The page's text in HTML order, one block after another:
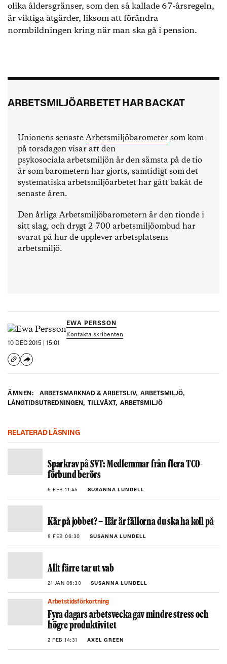
olika åldersgränser, som den så kallade 67-årsregeln,
är viktiga åtgärder, liksom att förändra
normbildningen kring när man ska gå i pension.
ARBETSMILJÖARBETET HAR BACKAT
Unionens senasteArbetsmiljöbarometersom kom
på torsdagen visar att den
psykosociala arbetsmiljön är den sämsta på de tio
år som barometern har gjorts, samtidigt som det
systematiska arbetsmiljöarbetet har gått bakåt de
senaste åren.
Den årliga Arbetsmiljöbarometern är den tionde i
sitt slag, och drygt 2 700 arbetsmiljöombud har
svarat på hur de upplever arbetsplatsens
arbetsmiljö.
EWA PERSSON
Kontakta skribenten
10 DEC 2015 | 15:01
ÄMNEN: ARBETSMARKNAD & ARBETSLIV, ARBETSMILJÖ,
LÅNGTIDSUTREDNINGEN, TILLVÄXT, ARBETSMILJÖ
RELATERAD LÄSNING
Sparkrav på SVT: Medlemmar från flera TCO-
förbund berörs
5 FEB 11:45 SUSANNA LUNDELL
Kär på jobbet? – Här är fällorna du ska ha koll på
9 FEB 06:30 SUSANNA LUNDELL
Allt färre tar ut vab
21 JAN 06:30 SUSANNA LUNDELL
Arbetstidsförkortning
Fyra dagars arbetsvecka gav mindre stress och
högre produktivitet
2 FEB 14:31 AXEL GREEN